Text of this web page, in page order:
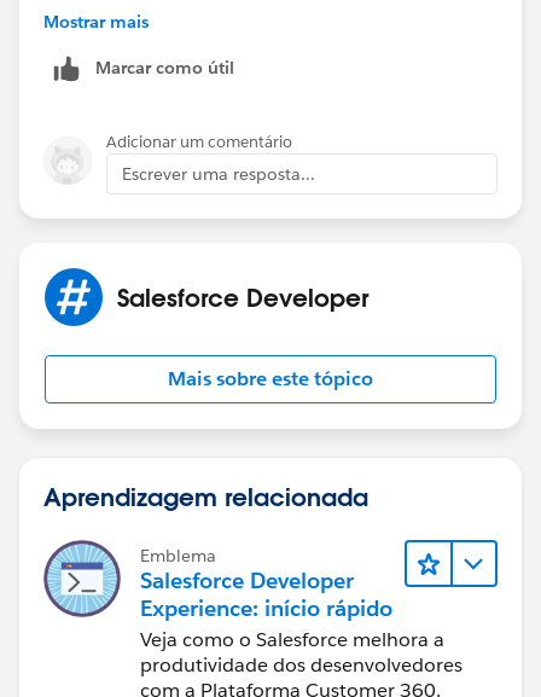
- Extract the 15-character ID from the URL:
Console:
- Go to `Setup -> Developer Console -> Query Editor`
- Run the following query:
SELECT Id, Name FROM Group WHERE Type
- This query will provide the 18-character ID for the
queue.
Mostrar mais
Marcar como útil
Adicionar um comentário
Escrever uma resposta...
Salesforce Developer
Mais sobre este tópico
Aprendizagem relacionada
Emblema
Salesforce Developer
Experience: início rápido
Veja como o Salesforce melhora a
produtividade dos desenvolvedores
com a Plataforma Customer 360.